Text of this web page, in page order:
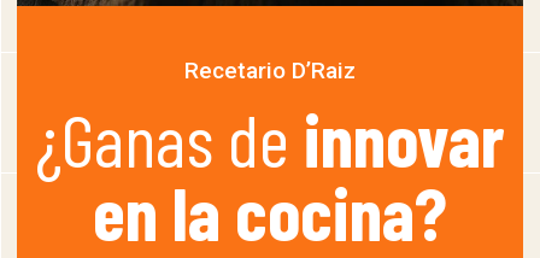
Recetario D’Raiz
¿Ganas de innovar
en la cocina?